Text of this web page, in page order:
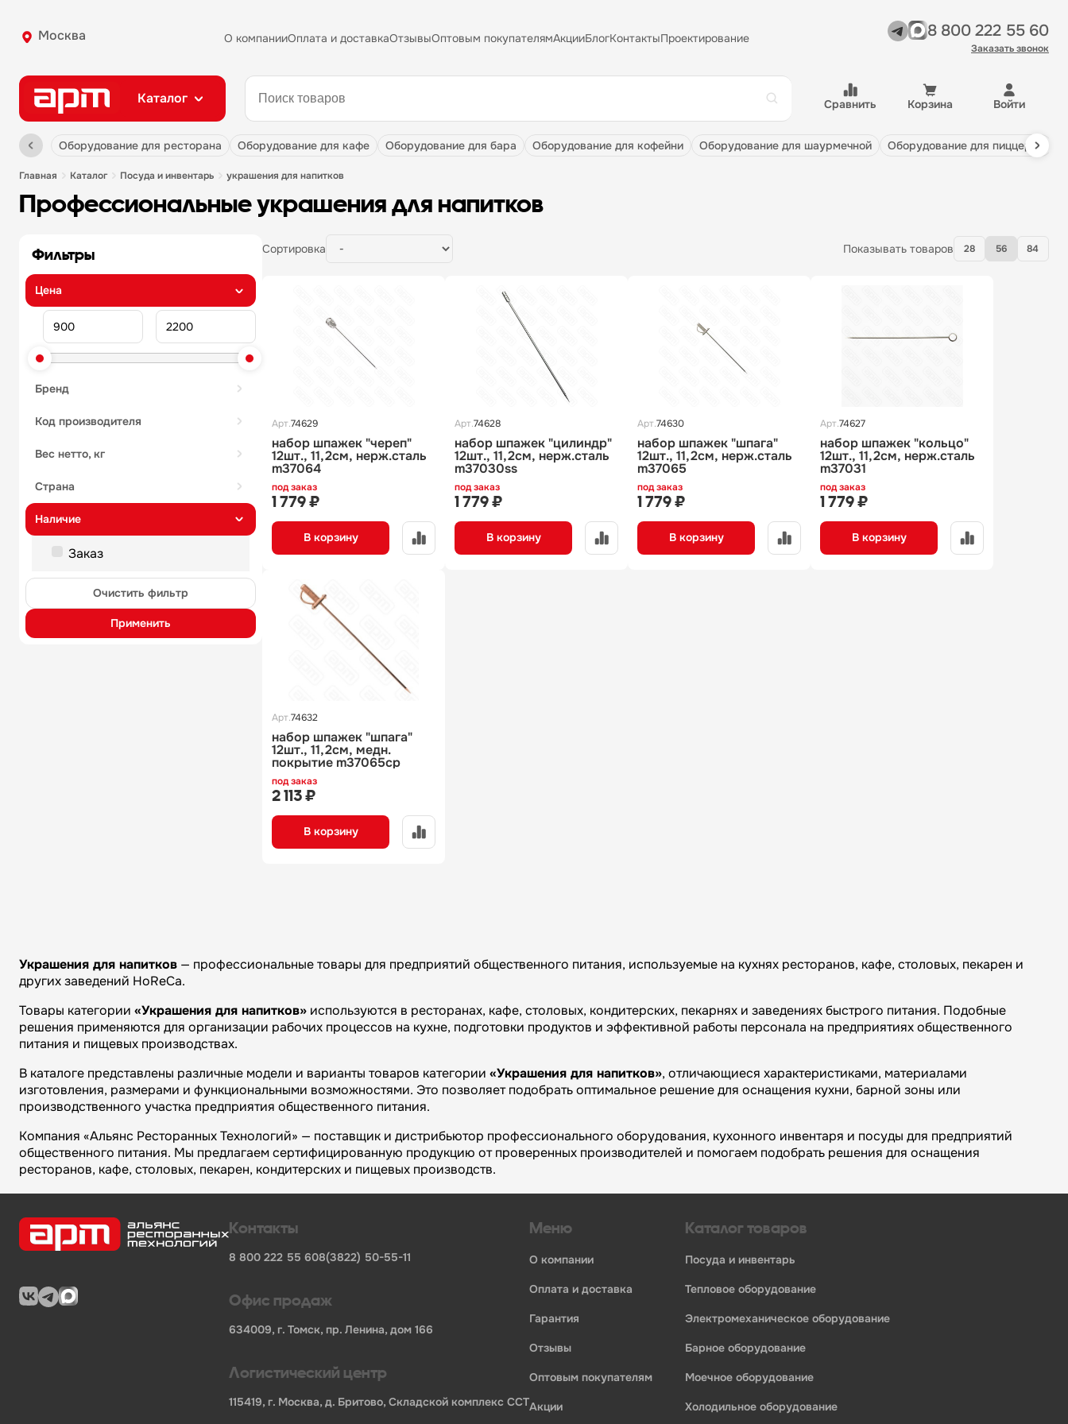
Москва О компанииОплата и доставкаОтзывыОптовым покупателямАкцииБлогКонтактыПроектирование 8 800 222 55 60
Заказать звонок
Каталог Сравнить Корзина Войти
оборудование для ресторана оборудование для кафе оборудование для бара оборудование для кофейни оборудование для шаурмечной оборудование для пиццерии
главная каталог посуда и инвентарь украшения для напитков
профессиональные украшения для напитков
Фильтры
цена
бренд
код производителя
вес нетто, кг
страна
наличие
Заказ
Очистить фильтр
Применить
Сортировка Показывать товаров 28 56 84
Арт.74629
набор шпажек "череп"
12шт., 11,2см, нерж.сталь
m37064
под заказ
1 779 ₽
В корзину
Арт.74628
набор шпажек "цилиндр"
12шт., 11,2см, нерж.сталь
m37030ss
под заказ
1 779 ₽
В корзину
Арт.74630
набор шпажек "шпага"
12шт., 11,2см, нерж.сталь
m37065
под заказ
1 779 ₽
В корзину
Арт.74627
набор шпажек "кольцо"
12шт., 11,2см, нерж.сталь
m37031
под заказ
1 779 ₽
В корзину
Арт.74632
набор шпажек "шпага"
12шт., 11,2см, медн.
покрытие m37065cp
под заказ
2 113 ₽
В корзину
Украшения для напитков — профессиональные товары для предприятий общественного питания, используемые на кухнях ресторанов, кафе, столовых, пекарен и
других заведений HoReCa.
Товары категории «Украшения для напитков» используются в ресторанах, кафе, столовых, кондитерских, пекарнях и заведениях быстрого питания. Подобные
решения применяются для организации рабочих процессов на кухне, подготовки продуктов и эффективной работы персонала на предприятиях общественного
питания и пищевых производствах.
В каталоге представлены различные модели и варианты товаров категории «Украшения для напитков», отличающиеся характеристиками, материалами
изготовления, размерами и функциональными возможностями. Это позволяет подобрать оптимальное решение для оснащения кухни, барной зоны или
производственного участка предприятия общественного питания.
Компания «Альянс Ресторанных Технологий» — поставщик и дистрибьютор профессионального оборудования, кухонного инвентаря и посуды для предприятий
общественного питания. Мы предлагаем сертифицированную продукцию от проверенных производителей и помогаем подобрать решения для оснащения
ресторанов, кафе, столовых, пекарен, кондитерских и пищевых производств.
Преимущества компании «Альянс Ресторанных Технологий»:
широкий ассортимент оборудования, кухонного инвентаря и посуды для HoReCa
поставки продукции от известных профессиональных брендов
сертифицированные товары от официальных поставщиков и дистрибьюторов
поставки для предприятий общественного питания по всей России
В нашем каталоге также представлены другие категории профессионального оборудования для оснащения предприятий общественного питания:
вакуумные упаковочные аппараты
Контакты
8 800 222 55 608(3822) 50-55-11
Офис продаж
634009, г. Томск, пр. Ленина, дом 166
Логистический центр
115419, г. Москва, д. Бритово, Складской комплекс ССТ
Меню
о компании
оплата и доставка
гарантия
отзывы
оптовым покупателям
акции
Каталог товаров
посуда и инвентарь
тепловое оборудование
электромеханическое оборудование
барное оборудование
моечное оборудование
холодильное оборудование